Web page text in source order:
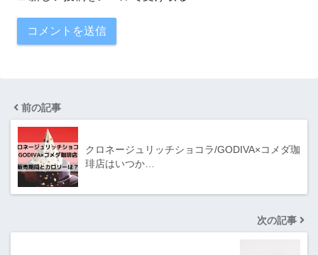
前の記事
クロネージュリッチショコラ/GODIVA×コメダ珈
琲店はいつか…
次の記事